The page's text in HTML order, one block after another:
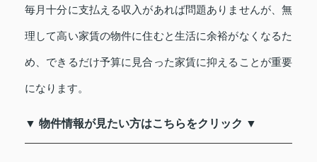
毎月十分に支払える収入があれば問題ありませんが、無
理して高い家賃の物件に住むと生活に余裕がなくなるた
め、できるだけ予算に見合った家賃に抑えることが重要
になります。
▼ 物件情報が見たい方はこちらをクリック ▼